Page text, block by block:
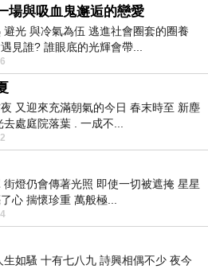
場與吸血鬼邂逅的戀愛
避光 與冷氣為伍 逃進社會圈套的圈養
見誰? 誰眼底的光輝會帶...
又迎來充滿朝氣的今日 春末時至 新塵
去處庭院落葉 . 一成不...
街燈仍會傳著光照 即使一切被遮掩 星星
心 揣懷珍重 萬般極...
生如騷 十有七八九 詩興相偶不少 夜今